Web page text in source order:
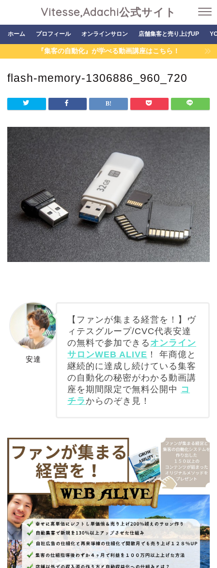
Vitesse,Adachi公式サイト
ホーム プロフィール オンラインサロン 店舗集客と売り上げUP
『集客の自動化』が学べる動画講座はこちら！
flash-memory-1306886_960_720
安達
【ファンが集まる経営を！】ヴ
ィテスグループ/CVC代表安達
の無料で参加できる オンライン
サロンWEB ALIVE ！ 年商億と
継続的に達成し続けている集客
の自動化の秘密がわかる動画講
座を期間限定で無料公開中 コ
チラ からのぞき見！